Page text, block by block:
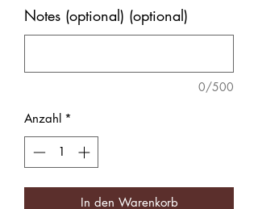
Notes (optional) (optional)
0/500
Anzahl *
In den Warenkorb